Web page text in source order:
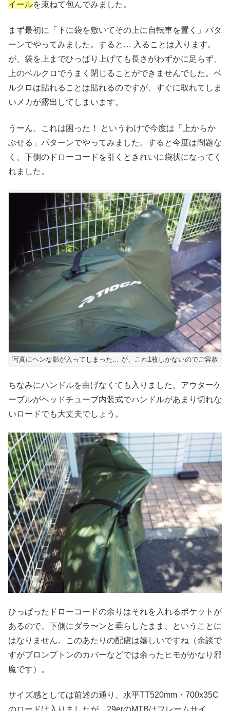
イールを束ねて包んでみました。
まず最初に「下に袋を敷いてその上に自転車を置く」パタ
ーンでやってみました。すると… 入ることは入ります。
が、袋を上までひっぱり上げても長さがわずかに足らず、
上のベルクロでうまく閉じることができませんでした。ベ
ルクロは貼れることは貼れるのですが、すぐに取れてしま
いメカが露出してしまいます。
うーん、これは困った！ というわけで今度は「上からか
ぶせる」パターンでやってみました。すると今度は問題な
く、下側のドローコードを引くときれいに袋状になってく
れました。
写真にヘンな影が入ってしまった… が、これ1枚しかないのでご容赦
ちなみにハンドルを曲げなくても入りました。アウターケ
ーブルがヘッドチューブ内装式でハンドルがあまり切れな
いロードでも大丈夫でしょう。
ひっぱったドローコードの余りはそれを入れるポケットが
あるので、下側にダラ〜ンと垂らしたまま、ということに
はなりません。このあたりの配慮は嬉しいですね（余談で
すがブロンプトンのカバーなどでは余ったヒモがかなり邪
魔です）。
サイズ感としては前述の通り、水平TT520mm・700x35C